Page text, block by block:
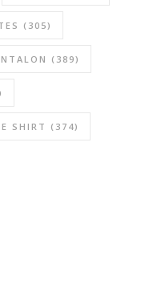
(305)
(389)
SHIRT (374)